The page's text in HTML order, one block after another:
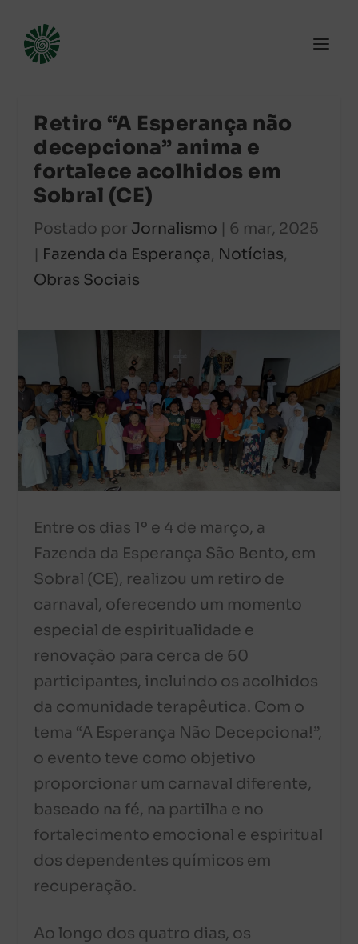
Retiro “A Esperança não
decepciona” anima e
fortalece acolhidos em
Sobral (CE)
Postado por Jornalismo | 6 mar, 2025
| Fazenda da Esperança, Notícias,
Obras Sociais
Entre os dias 1º e 4 de março, a
Fazenda da Esperança São Bento, em
Sobral (CE), realizou um retiro de
carnaval, oferecendo um momento
especial de espiritualidade e
renovação para cerca de 60
participantes, incluindo os acolhidos
da comunidade terapêutica. Com o
tema “A Esperança Não Decepciona!”,
o evento teve como objetivo
proporcionar um carnaval diferente,
baseado na fé, na partilha e no
fortalecimento emocional e espiritual
dos dependentes químicos em
recuperação.
Ao longo dos quatro dias, os